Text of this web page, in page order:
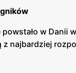
w Danii
najbardziej